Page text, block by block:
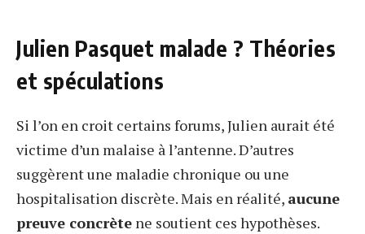
Julien Pasquet malade ? Théories
et spéculations
Si l’on en croit certains forums, Julien aurait été
victime d’un malaise à l’antenne. D’autres
suggèrent une maladie chronique ou une
hospitalisation discrète. Mais en réalité, aucune
preuve concrète ne soutient ces hypothèses.